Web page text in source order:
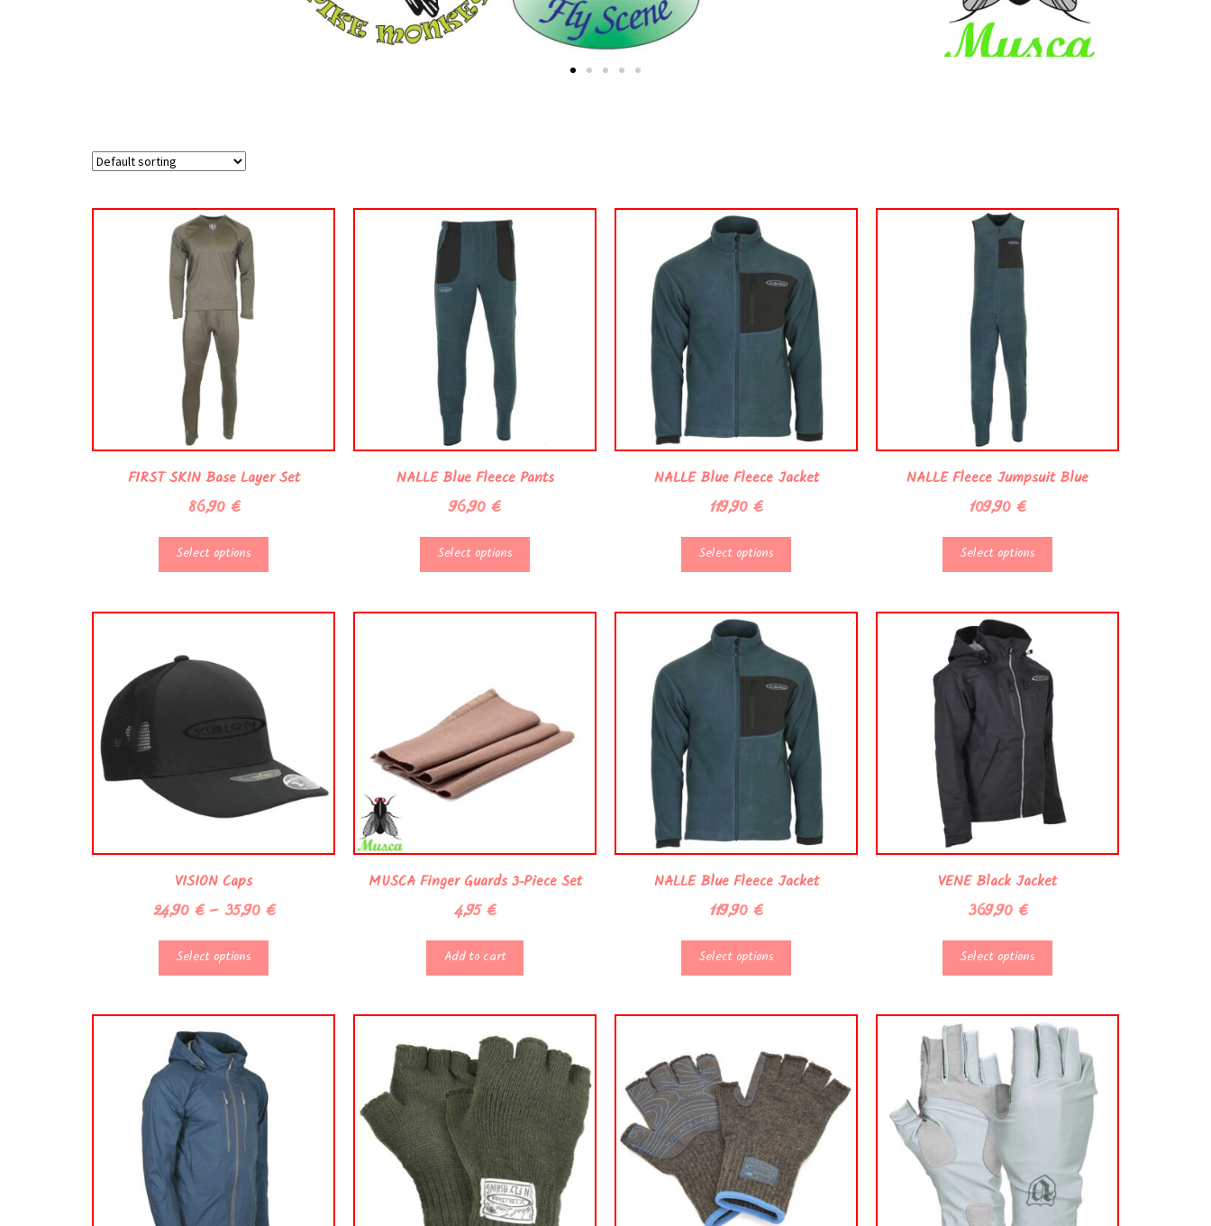
FIRST SKIN Base Layer Set
86,90 €
Select options
NALLE Blue Fleece Pants
96,90 €
Select options
NALLE Blue Fleece Jacket
119,90 €
Select options
NALLE Fleece Jumpsuit Blue
109,90 €
Select options
VISION Caps
24,90 € – 35,90 €
Select options
MUSCA Finger Guards 3-Piece Set
4,95€
Add to cart
NALLE Blue Fleece Jacket
119,90 €
Select options
VENE Black Jacket
369,90 €
Select options